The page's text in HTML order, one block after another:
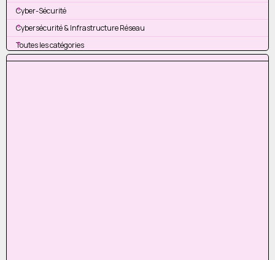
Cyber-Sécurité
Cybersécurité & Infrastructure Réseau
Toutes les catégories
Sauter le bloc